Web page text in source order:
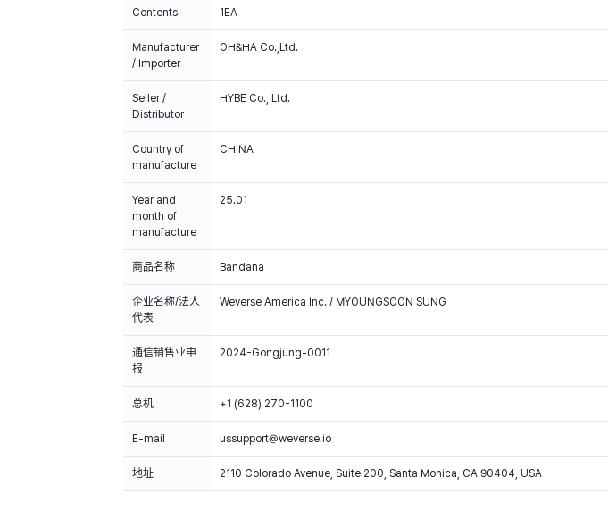
Contents 1EA
Manufacturer
/ Importer
OH&HA Co.,Ltd.
Seller /
Distributor
HYBE Co., Ltd.
Country of
manufacture
CHINA
Year and
month of
manufacture
25.01
商品名称 Bandana
企业名称/法人
代表
Weverse America Inc. / MYOUNGSOON SUNG
通信销售业申
报
2024-Gongjung-0011
总机 +1 (628) 270-1100
E-mail ussupport@weverse.io
地址 2110 Colorado Avenue, Suite 200, Santa Monica, CA 90404, USA